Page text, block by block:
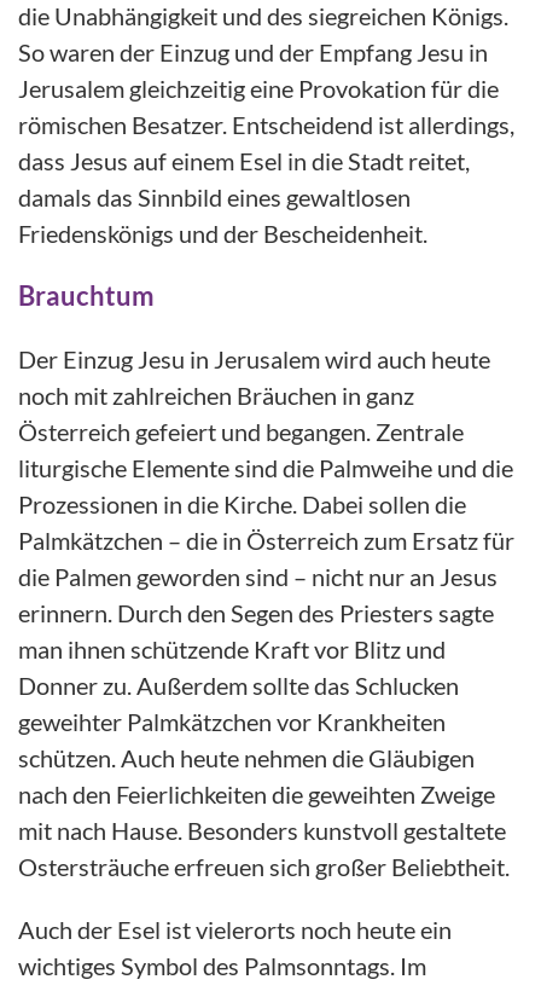
die Unabhängigkeit und des siegreichen Königs.
So waren der Einzug und der Empfang Jesu in
Jerusalem gleichzeitig eine Provokation für die
römischen Besatzer. Entscheidend ist allerdings,
dass Jesus auf einem Esel in die Stadt reitet,
damals das Sinnbild eines gewaltlosen
Friedenskönigs und der Bescheidenheit.
Brauchtum
Der Einzug Jesu in Jerusalem wird auch heute
noch mit zahlreichen Bräuchen in ganz
Österreich gefeiert und begangen. Zentrale
liturgische Elemente sind die Palmweihe und die
Prozessionen in die Kirche. Dabei sollen die
Palmkätzchen – die in Österreich zum Ersatz für
die Palmen geworden sind – nicht nur an Jesus
erinnern. Durch den Segen des Priesters sagte
man ihnen schützende Kraft vor Blitz und
Donner zu. Außerdem sollte das Schlucken
geweihter Palmkätzchen vor Krankheiten
schützen. Auch heute nehmen die Gläubigen
nach den Feierlichkeiten die geweihten Zweige
mit nach Hause. Besonders kunstvoll gestaltete
Ostersträuche erfreuen sich großer Beliebtheit.
Auch der Esel ist vielerorts noch heute ein
wichtiges Symbol des Palmsonntags. Im